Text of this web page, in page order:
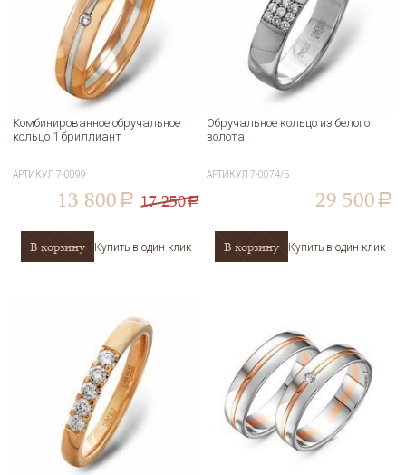
Комбинированное обручальное
кольцо 1 бриллиант
АРТИКУЛ7-0099
13 800 a 17 250a
В корзину Купить в один клик
Обручальное кольцо из белого
золота
АРТИКУЛ7-0074/Б
29 500 a
В корзину Купить в один клик